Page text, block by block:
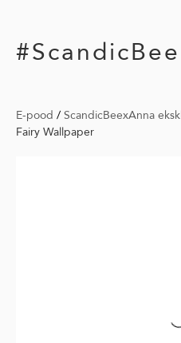
#ScandicBee
E-pood / ScandicBeexAnna
Fairy Wallpaper